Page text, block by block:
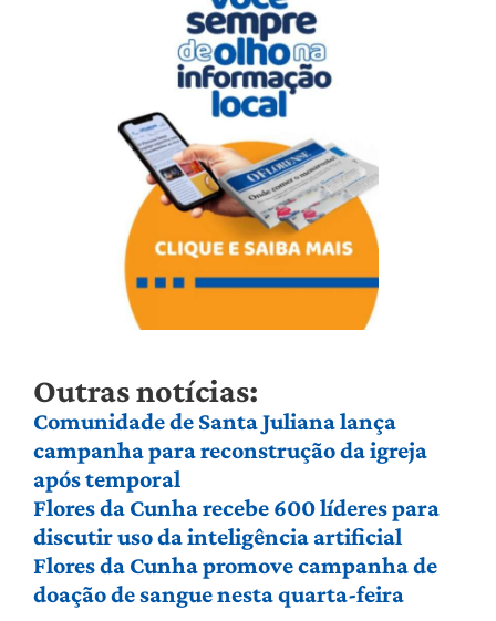
Outras notícias:
Comunidade de Santa Juliana lança
campanha para reconstrução da igreja
após temporal
Flores da Cunha recebe 600 líderes para
discutir uso da inteligência artificial
Flores da Cunha promove campanha de
doação de sangue nesta quarta-feira